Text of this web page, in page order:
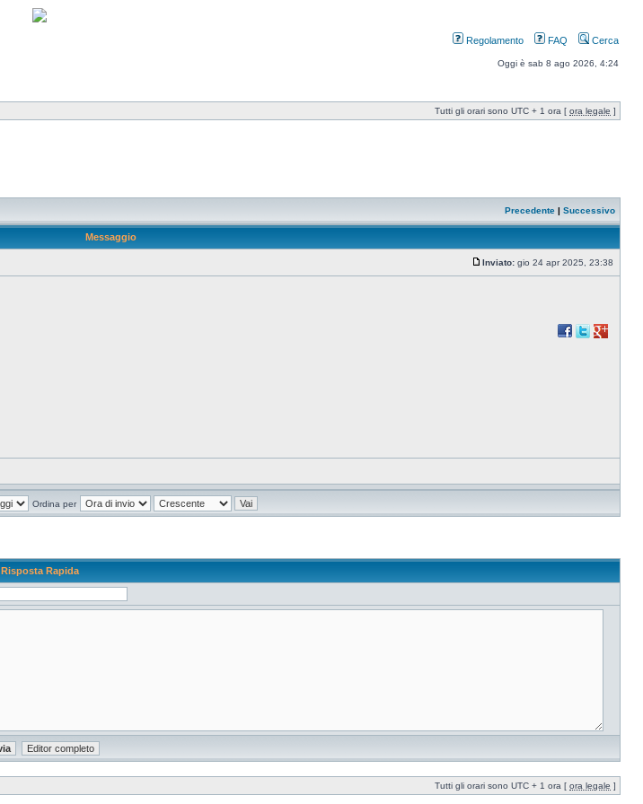
Regolamento FAQ Cerca
Oggi è sab 8 ago 2026, 4:24
Tutti gli orari sono UTC + 1 ora [ ora legale ]
Precedente | Successivo
Messaggio
Inviato: gio 24 apr 2025, 23:38
Ordina per
Risposta Rapida
Tutti gli orari sono UTC + 1 ora [ ora legale ]